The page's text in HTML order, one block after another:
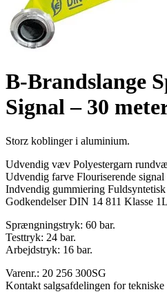
B-Brandslange
Signal – 30
Storz koblinger i aluminium.
Udvendig væv Polyestergarn
Udvendig farve Flouriserende signal
Indvendig gummiering
Godkendelser DIN 14 811 Klasse
Sprængningstryk: 60 bar.
Testtryk: 24 bar.
Arbejdstryk: 16 bar.
Varenr.: 20 256 300SG
Kontakt salgsafdelingen for tekniske